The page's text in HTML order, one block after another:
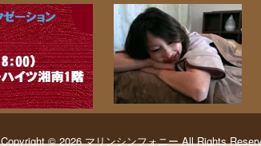
Copyright © 2026マリンシンフォニーAll Rights